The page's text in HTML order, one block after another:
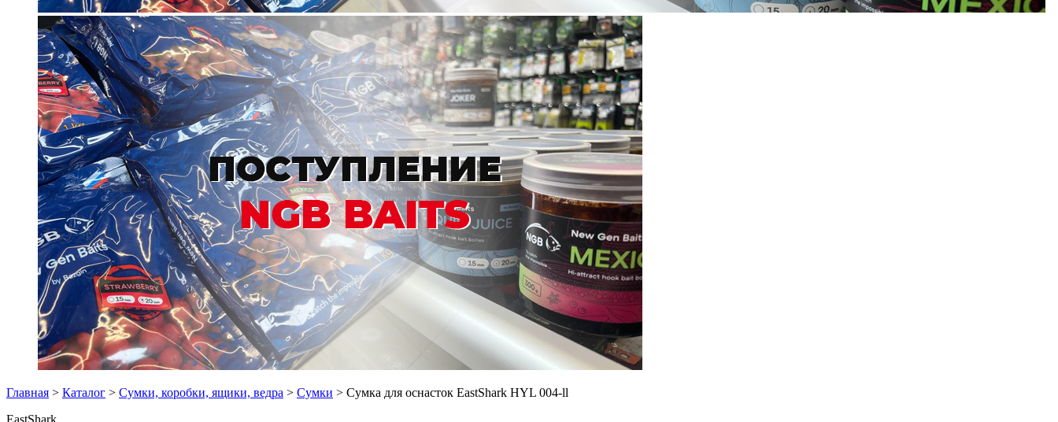
Главная > Каталог > Сумки, коробки, ящики, ведра > Сумки > Сумка для оснасток EastShark HYL 004-ll
EastShark